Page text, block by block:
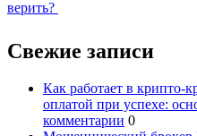
верить?
Свежие записи
Как работает в крипто-
оплатой при успехе:
комментарии 0